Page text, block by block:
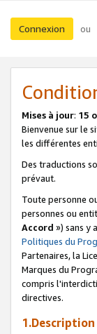
Connexion ou
Mises à jour: 15
Bienvenue sur le
les différentes
Des traductions
prévaut.
Toute personne
personnes ou
Accord ») sans y
Politiques du
Partenaires, la
Marques du
compris
directives.